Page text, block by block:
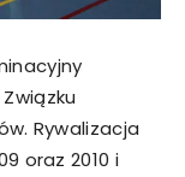
Rywalizacja
oraz 2010 i